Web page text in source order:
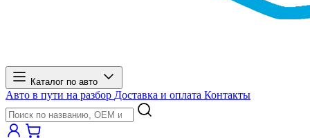
Каталог по авто
Авто в пути на разбор Доставка и оплата Контакты